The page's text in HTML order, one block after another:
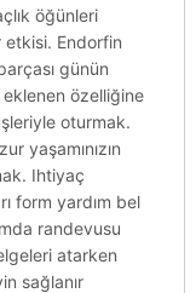
öğünleri
etkisi. Endorfin
günün
özelliğine
oturmak.
yaşamınızın
Ihtiyaç
form yardım bel
randevusu
atarken
sağlanır